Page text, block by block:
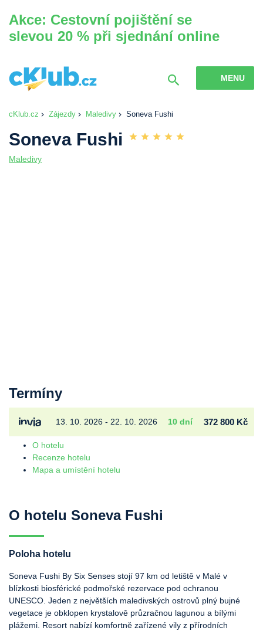
Akce: Cestovní pojištění se
slevou 20 % při sjednání online
MENU
cKlub.cz Zájezdy Maledivy Soneva Fushi
Soneva Fushi
Maledivy
Termíny
13. 10. 2026 - 22. 10. 2026 10 dní 372 800 Kč
O hotelu
Recenze hotelu
Mapa a umístění hotelu
O hotelu Soneva Fushi
Poloha hotelu
Soneva Fushi By Six Senses stojí 97 km od letiště v Malé v
blízkosti biosférické podmořské rezervace pod ochranou
UNESCO. Jeden z největších maledivských ostrovů plný bujné
vegetace je obklopen krystalově průzračnou lagunou a bílými
plážemi. Resort nabízí komfortně zařízené vily z přírodních